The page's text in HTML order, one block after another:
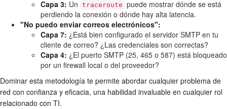
Capa 3: Un traceroute puede mostrar dónde se está
perdiendo la conexión o dónde hay alta latencia.
"No puedo enviar correos electrónicos":
Capa 7: ¿Está bien configurado el servidor SMTP en tu
cliente de correo? ¿Las credenciales son correctas?
Capa 4: ¿El puerto SMTP (25, 465 o 587) está bloqueado
por un firewall local o del proveedor?
Dominar esta metodología te permite abordar cualquier problema de
red con confianza y eficacia, una habilidad invaluable en cualquier rol
relacionado con TI.